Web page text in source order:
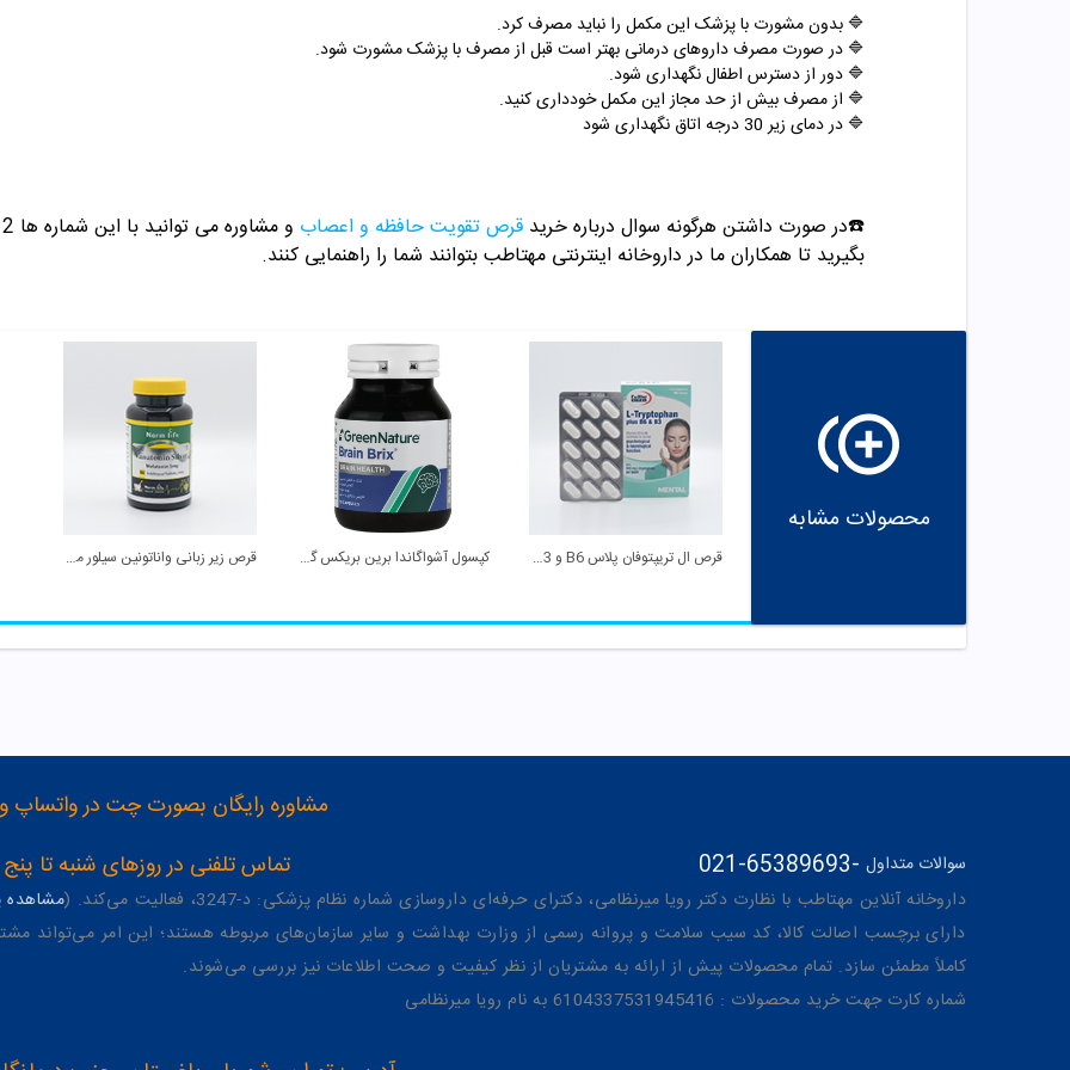
🔷 بدون مشورت با پزشک این مکمل را نباید مصرف کرد.
🔷 در صورت مصرف داروهای درمانی بهتر است قبل از مصرف با پزشک مشورت شود.
🔷 دور از دسترس اطفال نگهداری شود.
🔷 از مصرف بیش از حد مجاز این مکمل خودداری کنید.
🔷 در دمای زیر 30 درجه اتاق نگهداری شود
☎️در صورت داشتن هرگونه سوال درباره خرید قرص تقویت حافظه و اعصاب و مشاوره می توانید با این شماره ها 09358343612 / 02165389693
بگیرید تا همکاران ما در داروخانه اینترنتی مهتاطب بتوانند شما را راهنمایی کنند.
محصولات مشابه
قرص ال تریپتوفان پلاس B6 و B3 یوروویتال کپسول آشواگاندا برین بریکس گرین نیچر قرص زیر زبانی واناتونین سیلور ملاتونین نورم لایف
مشاوره رایگان بصورت چت در واتساپ و تلگرام با شماره
تماس تلفنی در روزهای شنبه تا پنج شنبه از 8 صبح تا 4 عصر به
021-65389693 سوالات متداول -
داروخانه آنلاین مهتاطب با نظارت دکتر رویا میرنظامی، دکترای حرفه‌ای داروسازی شماره نظام پزشکی: د-3247، فعالیت می‌کند. (
مشاهده
دارای برچسب اصالت کالا، کد سیب سلامت و پروانه رسمی از وزارت بهداشت و سایر سازمان‌های مربوطه هستند؛ این امر می‌تواند
کاملاً مطمئن سازد. تمام محصولات پیش از ارائه به مشتریان از نظر کیفیت و صحت اطلاعات نیز بررسی می‌شوند.
شماره کارت جهت خرید محصولات : 6104337531945416 به نام رویا میرنظامی